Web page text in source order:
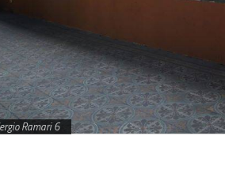
Ramari 6